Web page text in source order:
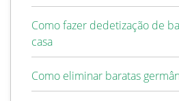
Como fazer dedetização de
casa
Como eliminar baratas